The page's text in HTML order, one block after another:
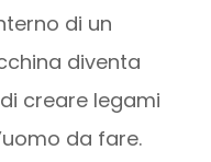
di un
diventa
creare legami
da fare.